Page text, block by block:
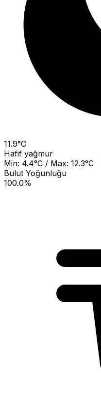
11.9°C
Hafif yağmur
Min: 4.4°C / Max: 12.3°C
Bulut Yoğunluğu
100.0%